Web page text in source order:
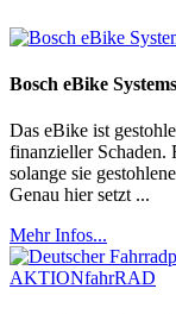
Bosch eBike
Das eBike ist
finanzieller Schaden.
solange sie
Genau hier setzt ...
Mehr Infos...